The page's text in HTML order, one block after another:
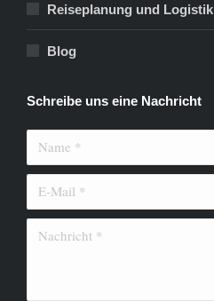
Reiseplanung und Logistik
Blog
Schreibe uns eine Nachricht
Name *
E-Mail *
Nachricht *